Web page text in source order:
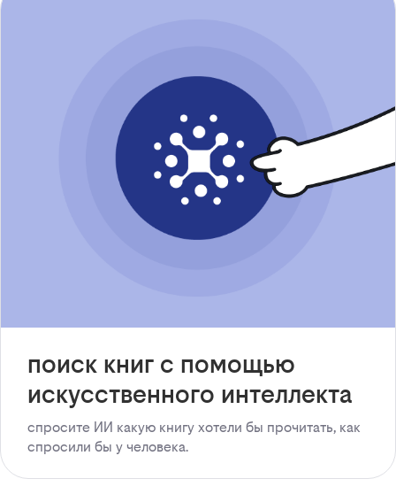
поиск книг с помощью
искусственного интеллекта
спросите ИИ какую книгу хотели бы прочитать, как
спросили бы у человека.